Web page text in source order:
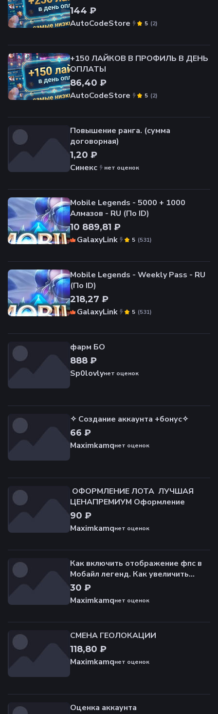
144 ₽
AutoCodeStore
(2)
5
+150 ЛАЙКОВ В ПРОФИЛЬ В ДЕНЬ
ОПЛАТЫ
86,40 ₽
AutoCodeStore
(2)
5
Повышение ранга. (сумма
договорная)
1,20 ₽
Синекс
нет оценок
Mobile Legends - 5000 + 1000
Алмазов - RU (По ID)
10 889,81 ₽
GalaxyLink
(531)
5
Mobile Legends - Weekly Pass - RU
(По ID)
218,27 ₽
GalaxyLink
(531)
5
фарм БО
888 ₽
Sp0lovlyнет оценок
✧ Создание аккаунта +бонус✧
66 ₽
Maximkamqнет оценок
️ ОФОРМЛЕНИЕ ЛОТА ️ ЛУЧШАЯ
ЦЕНАПРЕМИУМ Оформление
90 ₽
Maximkamqнет оценок
Как включить отображение фпс в
Мобайл легенд. Как увеличить
плавность и качество игры
30 ₽
Maximkamqнет оценок
СМЕНА ГЕОЛОКАЦИИ
118,80 ₽
Maximkamqнет оценок
Оценка аккаунта